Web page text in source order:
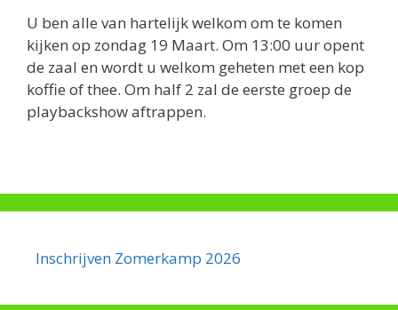
U ben alle van hartelijk welkom om te komen
kijken op zondag 19 Maart. Om 13:00 uur opent
de zaal en wordt u welkom geheten met een kop
koffie of thee. Om half 2 zal de eerste groep de
playbackshow aftrappen.
Inschrijven Zomerkamp 2026